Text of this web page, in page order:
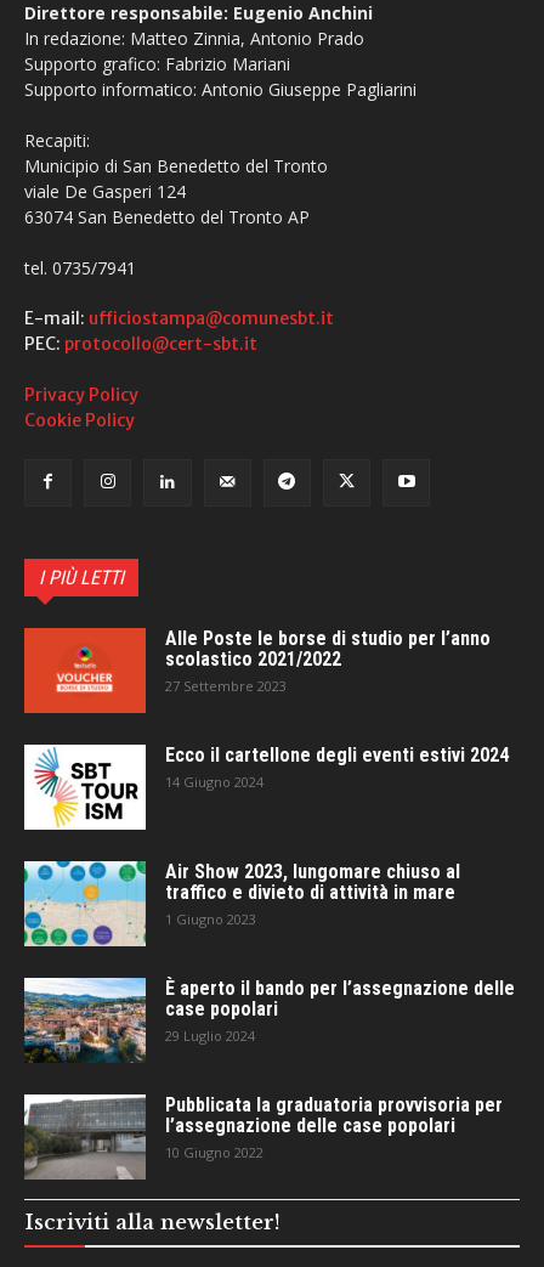
Direttore responsabile: Eugenio Anchini
In redazione: Matteo Zinnia, Antonio Prado
Supporto grafico: Fabrizio Mariani
Supporto informatico: Antonio Giuseppe Pagliarini
Recapiti:
Municipio di San Benedetto del Tronto
viale De Gasperi 124
63074 San Benedetto del Tronto AP
tel. 0735/7941
E-mail: ufficiostampa@comunesbt.it
PEC: protocollo@cert-sbt.it
Privacy Policy
Cookie Policy
I PIÙ LETTI
Alle Poste le borse di studio per l’anno
scolastico 2021/2022
27 Settembre 2023
Ecco il cartellone degli eventi estivi 2024
14 Giugno 2024
Air Show 2023, lungomare chiuso al
traffico e divieto di attività in mare
1 Giugno 2023
È aperto il bando per l’assegnazione delle
case popolari
29 Luglio 2024
Pubblicata la graduatoria provvisoria per
l’assegnazione delle case popolari
10 Giugno 2022
Iscriviti alla newsletter!